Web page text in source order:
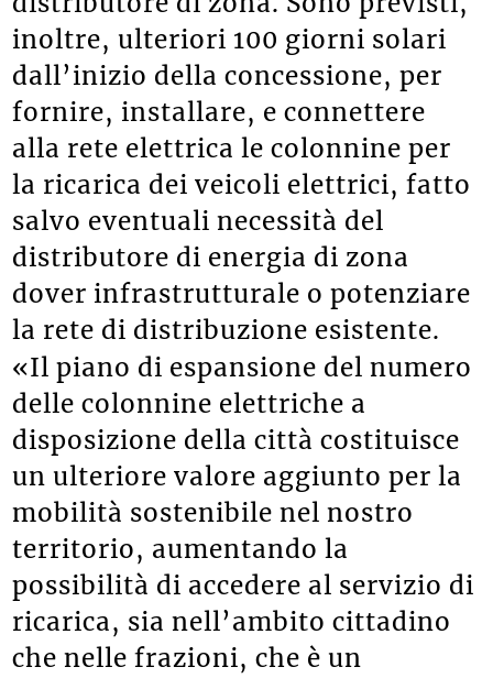
inoltre, ulteriori 100 giorni solari
dall’inizio della concessione, per
fornire, installare, e connettere
alla rete elettrica le colonnine per
la ricarica dei veicoli elettrici, fatto
salvo eventuali necessità del
distributore di energia di zona
dover infrastrutturale o potenziare
la rete di distribuzione esistente.
«Il piano di espansione del numero
delle colonnine elettriche a
disposizione della città costituisce
un ulteriore valore aggiunto per la
mobilità sostenibile nel nostro
territorio, aumentando la
possibilità di accedere al servizio di
ricarica, sia nell’ambito cittadino
che nelle frazioni, che è un